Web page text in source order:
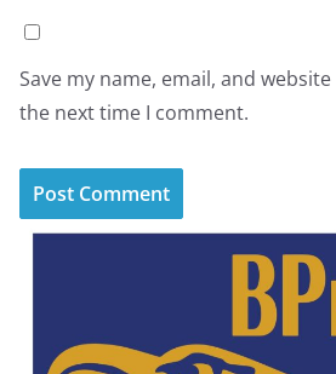
Save my name, email, and
the next time I comment.